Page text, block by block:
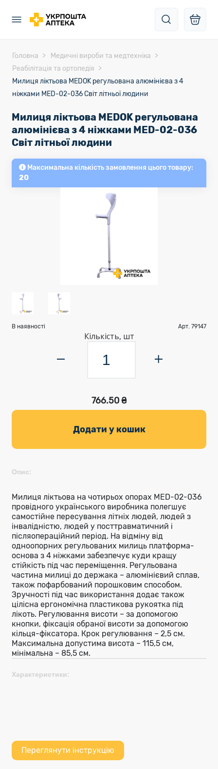
Головна
Медичні вироби та медтехніка
Реабілітація та ортопедія
Милиця ліктьова MEDOK регульована алюмінієва з 4
ніжками MED-02-036 Світ літньої людини
Милиця ліктьова MEDOK регульована
алюмінієва з 4 ніжками MED-02-036
Світ літньої людини
Максимальна кількість замовлення цього товару:
20
В наявності Арт. 79147
Кількість, шт
766.50 ₴
Додати у кошик
Опис:
Милиця ліктьова на чотирьох опорах MED-02-036
провідного українського виробника полегшує
самостійне пересування літніх людей, людей з
інвалідністю, людей у посттравматичний і
післяопераційний період. На відміну від
одноопорних регульованих милиць платформа-
основа з 4 ніжками забезпечує куди кращу
стійкість під час переміщення. Регульована
частина милиці до держака – алюмінієвий сплав,
також пофарбований порошковим способом.
Зручності під час використання додає також
цілісна ергономічна пластикова рукоятка під
лікоть. Регулювання висоти – за допомогою
кнопки, фіксація обраної висоти за допомогою
кільця-фіксатора. Крок регулювання – 2,5 см.
Максимальна допустима висота – 115,5 см,
мінімальна – 85,5 см.
Характеристики:
Переглянути інструкцію